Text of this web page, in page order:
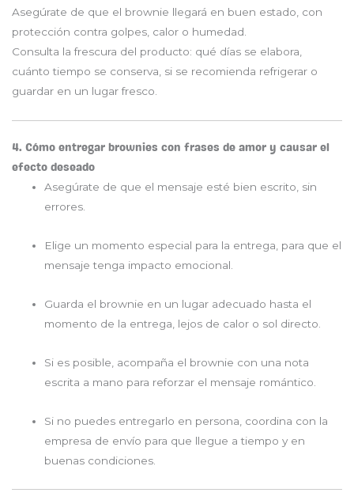
Asegúrate de que el brownie llegará en buen estado, con
protección contra golpes, calor o humedad.
Consulta la frescura del producto: qué días se elabora,
cuánto tiempo se conserva, si se recomienda refrigerar o
guardar en un lugar fresco.
4. Cómo entregar brownies con frases de amor y causar el
efecto deseado
Asegúrate de que el mensaje esté bien escrito, sin
errores.
Elige un momento especial para la entrega, para que el
mensaje tenga impacto emocional.
Guarda el brownie en un lugar adecuado hasta el
momento de la entrega, lejos de calor o sol directo.
Si es posible, acompaña el brownie con una nota
escrita a mano para reforzar el mensaje romántico.
Si no puedes entregarlo en persona, coordina con la
empresa de envío para que llegue a tiempo y en
buenas condiciones.